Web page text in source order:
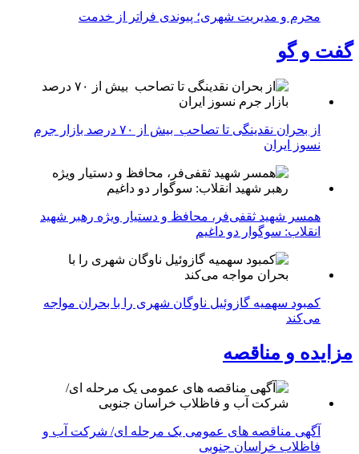
محرم و مدیریت شهری؛ پیوندی فراتر از خدمت
گفت و گو
از بحران نقدینگی تا تصاحب بیش از ۷۰ درصد بازار جرم
نسوز ایران
همسر شهید ثقفی‌فر، محافظ و دستیار ویژه رهبر شهید
انقلاب: سوگوار دو داغیم
کمبود سهمیه گازوئیل ناوگان شهری را با بحران مواجه
می‌کند
مزایده و مناقصه
آگهی مناقصه های عمومی یک مرحله ای/ شرکت آب و
فاظلاب خراسان جنوبی